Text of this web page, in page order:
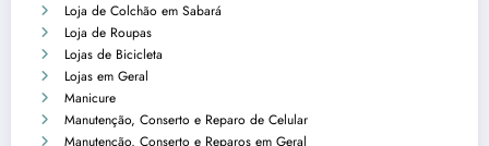
Loja de Colchão em Sabará
Loja de Roupas
Lojas de Bicicleta
Lojas em Geral
Manicure
Manutenção, Conserto e Reparo de Celular
Manutenção, Conserto e Reparos em Geral